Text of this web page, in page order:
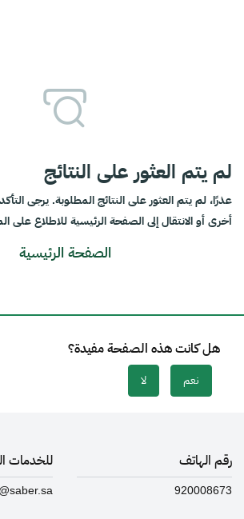
لم يتم العثور على النتائج
عذرًا، لم يتم العثور على النتائج المطلوبة. يرجى
أخرى أو الانتقال إلى الصفحة الرئيسية للاطلاع على
الصفحة الرئيسية
هل كانت هذه الصفحة مفيدة؟
نعم لا
رقم الهاتف
920008673
للخدمات